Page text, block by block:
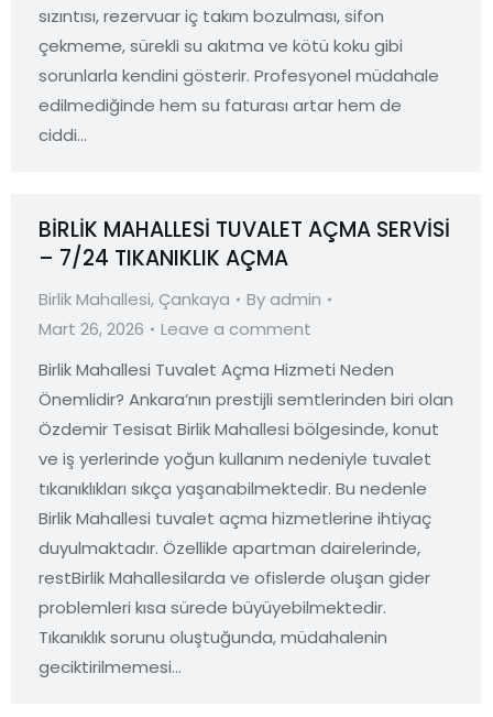
sızıntısı, rezervuar iç takım bozulması, sifon
çekmeme, sürekli su akıtma ve kötü koku gibi
sorunlarla kendini gösterir. Profesyonel müdahale
edilmediğinde hem su faturası artar hem de
ciddi…
BİRLİK MAHALLESİ TUVALET AÇMA SERVİSİ
– 7/24 TIKANIKLIK AÇMA
Birlik Mahallesi, Çankaya By admin
Mart 26, 2026
Leave a comment
Birlik Mahallesi Tuvalet Açma Hizmeti Neden
Önemlidir? Ankara’nın prestijli semtlerinden biri olan
Özdemir Tesisat Birlik Mahallesi bölgesinde, konut
ve iş yerlerinde yoğun kullanım nedeniyle tuvalet
tıkanıklıkları sıkça yaşanabilmektedir. Bu nedenle
Birlik Mahallesi tuvalet açma hizmetlerine ihtiyaç
duyulmaktadır. Özellikle apartman dairelerinde,
restBirlik Mahallesilarda ve ofislerde oluşan gider
problemleri kısa sürede büyüyebilmektedir.
Tıkanıklık sorunu oluştuğunda, müdahalenin
geciktirilmemesi…